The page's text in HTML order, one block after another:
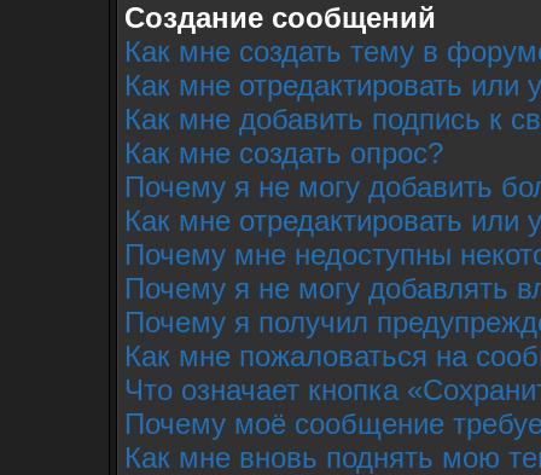
Создание сообщений
Как мне создать тему в
Как мне отредактировать или
Как мне добавить подпись к
Как мне создать опрос?
Почему я не могу добавить
Как мне отредактировать или
Почему мне недоступны
Почему я не могу добавлять
Почему я получил
Как мне пожаловаться на
Что означает кнопка
Почему моё сообщение
Как мне вновь поднять мою